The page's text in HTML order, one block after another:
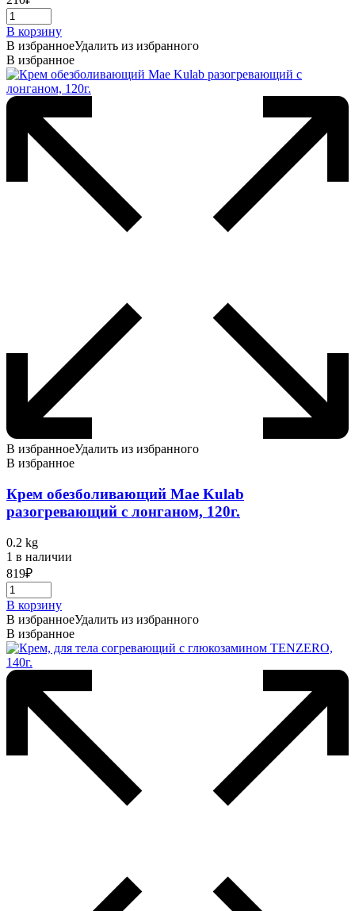
В корзину
В избранноеУдалить из избранного
В избранное
В избранноеУдалить из избранного
В избранное
Крем обезболивающий Mae Kulab
разогревающий с лонганом, 120г.
0.2 kg
1 в наличии
819₽
В корзину
В избранноеУдалить из избранного
В избранное